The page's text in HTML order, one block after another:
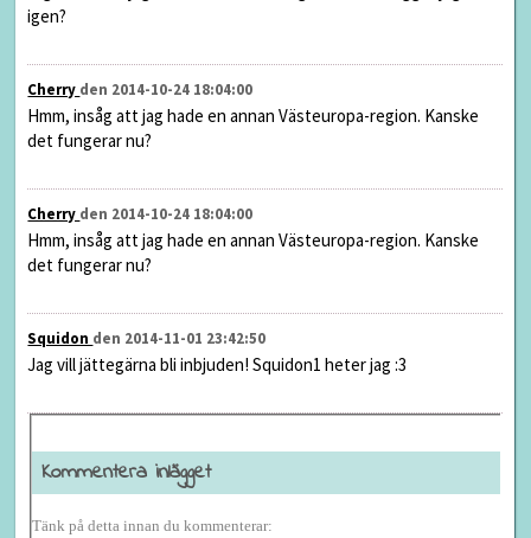
igen?
Cherry den 2014-10-24 18:04:00
Hmm, insåg att jag hade en annan Västeuropa-region. Kanske
det fungerar nu?
Cherry den 2014-10-24 18:04:00
Hmm, insåg att jag hade en annan Västeuropa-region. Kanske
det fungerar nu?
Squidon den 2014-11-01 23:42:50
Jag vill jättegärna bli inbjuden! Squidon1 heter jag :3
Kommentera inlägget
Tänk på detta innan du kommenterar: